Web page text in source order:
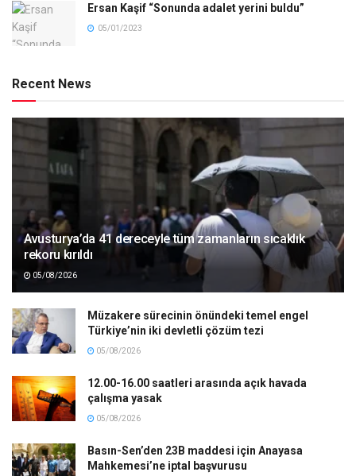
Ersan Kaşif “Sonunda adalet yerini buldu”
05/01/2023
Recent News
Avusturya’da 41 dereceyle tüm zamanların sıcaklık
rekoru kırıldı
05/08/2026
Müzakere sürecinin önündeki temel engel
Türkiye’nin iki devletli çözüm tezi
05/08/2026
12.00-16.00 saatleri arasında açık havada
çalışma yasak
05/08/2026
Basın-Sen’den 23B maddesi için Anayasa
Mahkemesi’ne iptal başvurusu